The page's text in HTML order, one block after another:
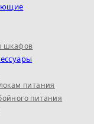
шкафов
питания
питания